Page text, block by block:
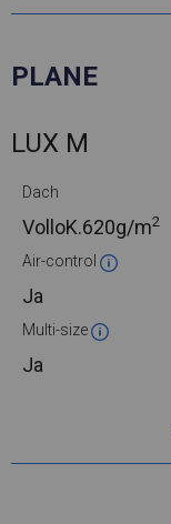
PLANE
LUX M
Dach
VolloK.620g/m2
Air-control
Ja
Multi-size
Ja